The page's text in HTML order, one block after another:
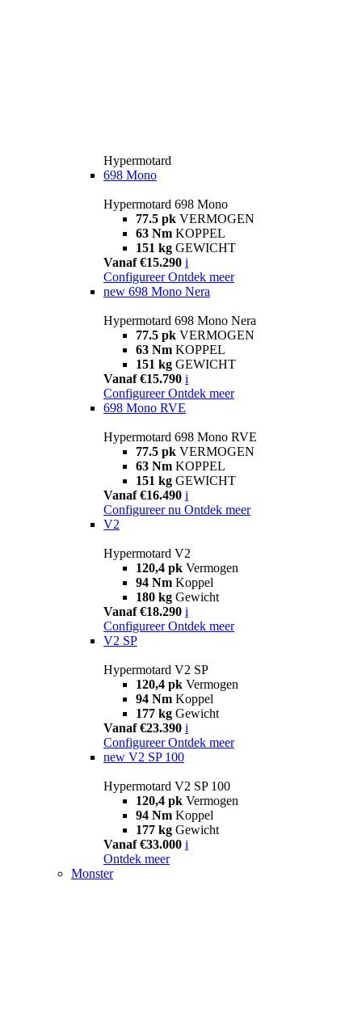
Hypermotard
698 Mono
Hypermotard 698 Mono
77.5 pk VERMOGEN
63 Nm KOPPEL
151 kg GEWICHT
Vanaf €15.290 i
Configureer Ontdek meer
new 698 Mono Nera
Hypermotard 698 Mono Nera
77.5 pk VERMOGEN
63 Nm KOPPEL
151 kg GEWICHT
Vanaf €15.790 i
Configureer Ontdek meer
698 Mono RVE
Hypermotard 698 Mono RVE
77.5 pk VERMOGEN
63 Nm KOPPEL
151 kg GEWICHT
Vanaf €16.490 i
Configureer nu Ontdek meer
V2
Hypermotard V2
120,4 pk Vermogen
94 Nm Koppel
180 kg Gewicht
Vanaf €18.290 i
Configureer Ontdek meer
V2 SP
Hypermotard V2 SP
120,4 pk Vermogen
94 Nm Koppel
177 kg Gewicht
Vanaf €23.390 i
Configureer Ontdek meer
new V2 SP 100
Hypermotard V2 SP 100
120,4 pk Vermogen
94 Nm Koppel
177 kg Gewicht
Vanaf €33.000 i
Ontdek meer
Monster